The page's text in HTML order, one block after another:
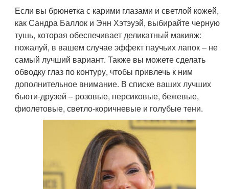
Если вы брюнетка с карими глазами и светлой кожей,
как Сандра Баллок и Энн Хэтэуэй, выбирайте черную
тушь, которая обеспечивает деликатный макияж:
пожалуй, в вашем случае эффект паучьих лапок – не
самый лучший вариант. Также вы можете сделать
обводку глаз по контуру, чтобы привлечь к ним
дополнительное внимание. В списке ваших лучших
бьюти-друзей – розовые, персиковые, бежевые,
фиолетовые, светло-коричневые и голубые тени.